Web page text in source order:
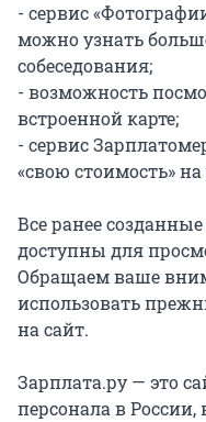
- сервис
можно узнать
собеседования;
- возможность
встроенной карте;
- сервис
«свою стоимость»
Все ранее
доступны для
Обращаем ваше
использовать
на сайт.
Зарплата.ру — это
персонала в